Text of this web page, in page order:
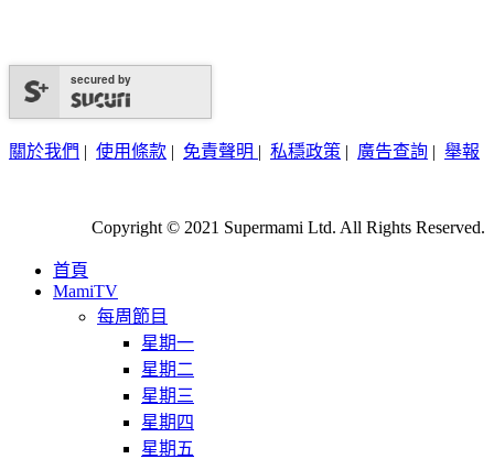
secured by
關於我們 | 使用條款 | 免責聲明 | 私穩政策 | 廣告查詢 | 舉報
Copyright © 2021 Supermami Ltd. All Rights Reserved.
首頁
MamiTV
每周節目
星期一
星期二
星期三
星期四
星期五